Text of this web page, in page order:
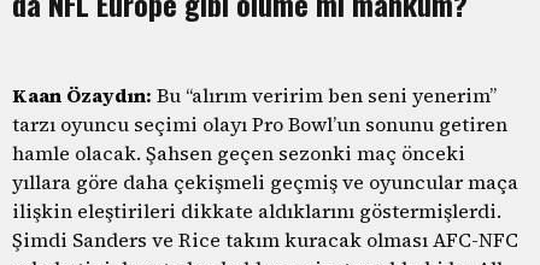
Kaan Özaydın: Bu “alırım veririm ben seni yenerim”
tarzı oyuncu seçimi olayı Pro Bowl’un sonunu getiren
hamle olacak. Şahsen geçen sezonki maç önceki
yıllara göre daha çekişmeli geçmiş ve oyuncular maça
ilişkin eleştirileri dikkate aldıklarını göstermişlerdi.
Şimdi Sanders ve Rice takım kuracak olması AFC-NFC